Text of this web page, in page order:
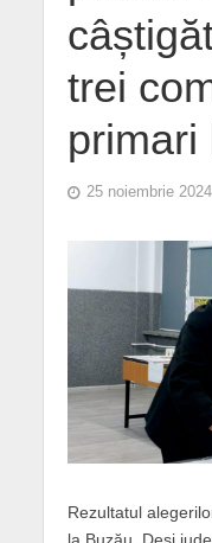
trei
primari
25 noiembrie 2024
Rezultatul